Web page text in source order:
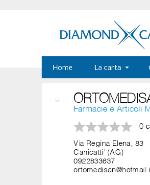
Home La carta
Farmacie e Articoli
0
Via Regina Elena, 83
Canicatti' (AG)
0922833637